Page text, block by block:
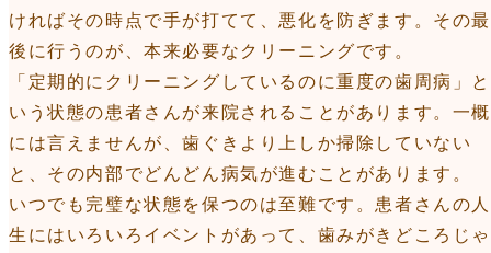
ければその時点で手が打てて、悪化を防ぎます。その最
後に行うのが、本来必要なクリーニングです。
「定期的にクリーニングしているのに重度の歯周病」と
いう状態の患者さんが来院されることがあります。一概
には言えませんが、歯ぐきより上しか掃除していない
と、その内部でどんどん病気が進むことがあります。
いつでも完璧な状態を保つのは至難です。患者さんの人
生にはいろいろイベントがあって、歯みがきどころじゃ